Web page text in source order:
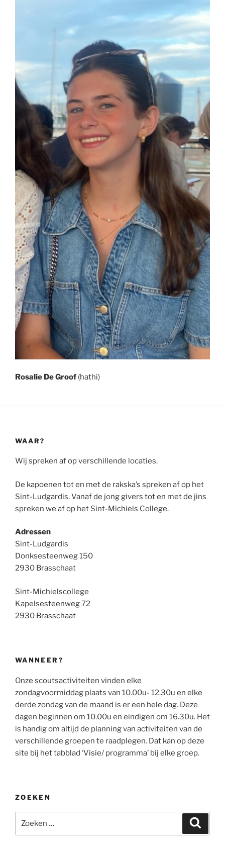
Rosalie De Groof (hathi)
WAAR?
Wij spreken af op verschillende locaties.
De kapoenen tot en met de rakska’s spreken af op het
Sint-Ludgardis. Vanaf de jong givers tot en met de jins
spreken we af op het Sint-Michiels College.
Adressen
Sint-Ludgardis
Donksesteenweg 150
2930 Brasschaat
Sint-Michielscollege
Kapelsesteenweg 72
2930 Brasschaat
WANNEER?
Onze scoutsactiviteiten vinden elke
zondagvoormiddag plaats van 10.00u- 12.30u en elke
derde zondag van de maand is er een hele dag. Deze
dagen beginnen om 10.00u en eindigen om 16.30u. Het
is handig om altijd de planning van activiteiten van de
verschillende groepen te raadplegen. Dat kan op deze
site bij het tabblad ‘Visie/ programma’ bij elke groep.
ZOEKEN
naar: